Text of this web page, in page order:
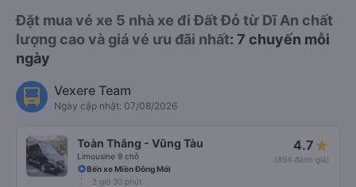
Đặt mua vé xe 5 nhà xe đi Đất Đỏ từ Dĩ An chất
lượng cao và giá vé ưu đãi nhất: 7 chuyến mỗi
ngày
Vexere Team
Ngày cập nhật: 07/08/2026
Toàn Thắng - Vũng Tàu
Limousine 9 chỗ
4.7
(894 đánh giá)
Bến xe Miền Đông Mới
2 giờ 30 phút